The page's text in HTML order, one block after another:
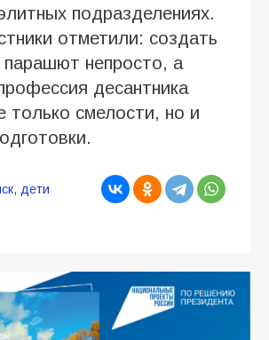
подразделениях.
отметили: создать
непросто, а
десантника
только смелости, но и
, дети